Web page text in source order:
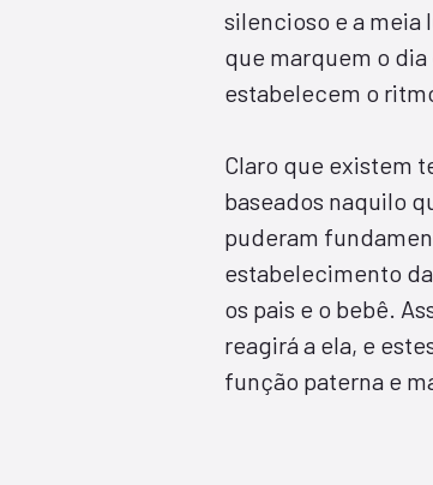
silencioso e a meia
que marquem o
estabelecem o
Claro que existem
baseados naquilo
puderam
estabelecimento
os pais e o bebê.
reagirá a ela, e
função paterna e